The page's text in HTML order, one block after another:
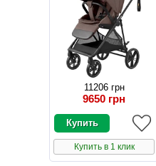
11206 грн
9650 грн
Купить в 1 клик